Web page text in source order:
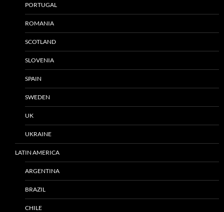
PORTUGAL
ROMANIA
SCOTLAND
SLOVENIA
SPAIN
SWEDEN
UK
UKRAINE
LATIN AMERICA
ARGENTINA
BRAZIL
CHILE